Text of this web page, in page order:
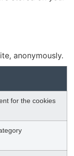
anonymously.
for the cookies